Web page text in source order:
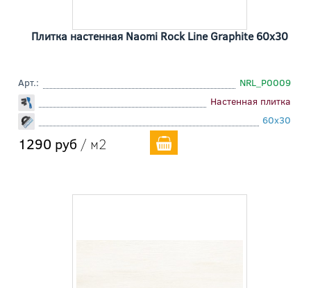
Плитка настенная Naomi Rock Line Graphite 60x30
Арт.:
NRL_P0009
Настенная плитка
60x30
1290 руб / м2